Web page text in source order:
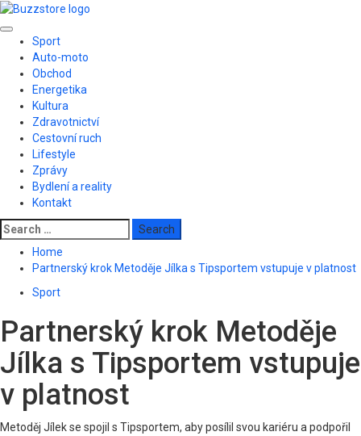
Skip
content
Primary
Menu
Sport
Auto-moto
Obchod
Energetika
Kultura
Zdravotnictví
Cestovní ruch
Lifestyle
Zprávy
Bydlení a reality
Kontakt
Search
for:
Home
Partnerský krok Metoděje Jílka s Tipsportem vstupuje v platnost
Sport
Partnerský krok Metoděje
Jílka s Tipsportem vstupuje
v platnost
Metoděj Jílek se spojil s Tipsportem, aby posílil svou kariéru a podpořil